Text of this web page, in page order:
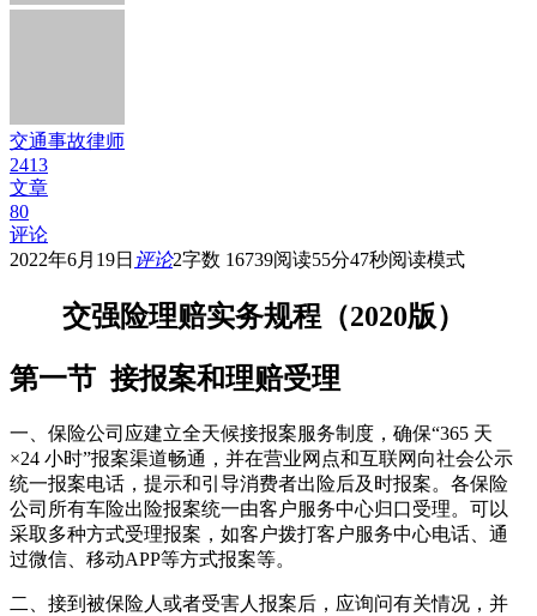
交通事故律师
2413
文章
80
评论
2022年6月19日 评论2字数 16739阅读55分47秒阅读模式
交强险理赔实务规程（2020版）
第一节 接报案和理赔受理
一、保险公司应建立全天候接报案服务制度，确保“365 天
×24 小时”报案渠道畅通，并在营业网点和互联网向社会公示
统一报案电话，提示和引导消费者出险后及时报案。各保险
公司所有车险出险报案统一由客户服务中心归口受理。可以
采取多种方式受理报案，如客户拨打客户服务中心电话、通
过微信、移动APP等方式报案等。
二、接到被保险人或者受害人报案后，应询问有关情况，并